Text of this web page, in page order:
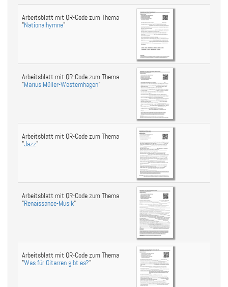
Arbeitsblatt mit QR-Code zum Thema
"Nationalhymne"
Arbeitsblatt mit QR-Code zum Thema
"Marius Müller-Westernhagen"
Arbeitsblatt mit QR-Code zum Thema
"Jazz"
Arbeitsblatt mit QR-Code zum Thema
"Renaissance-Musik"
Arbeitsblatt mit QR-Code zum Thema
"Was für Gitarren gibt es?"